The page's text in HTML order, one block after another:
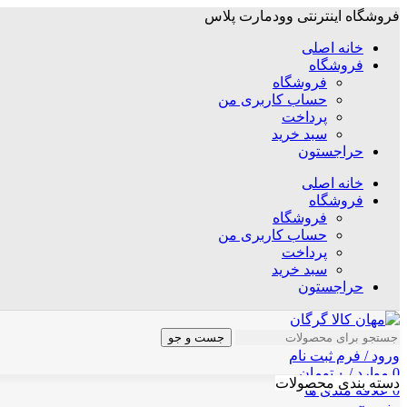
فروشگاه اینترنتی وودمارت پلاس
خانه اصلی
فروشگاه
فروشگاه
حساب کاربری من
پرداخت
سبد خرید
حراجستون
خانه اصلی
فروشگاه
فروشگاه
حساب کاربری من
پرداخت
سبد خرید
حراجستون
جست و جو
ورود / فرم ثبت نام
0 موارد / ۰ تومان
0 علاقه مندی ها
دسته بندی محصولات